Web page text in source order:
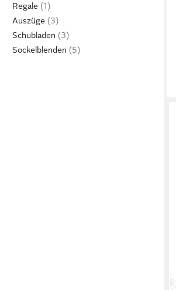
Regale
Auszüge
Schubladen
Sockelblenden